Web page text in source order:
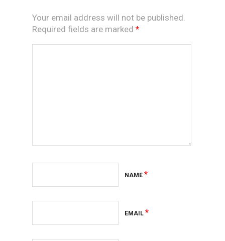
Your email address will not be published.
Required fields are marked *
NAME *
EMAIL *